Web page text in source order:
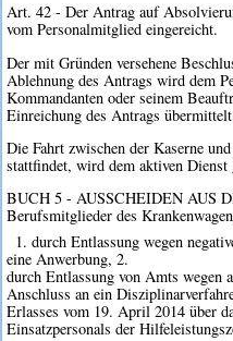
Art. 42 - Der Antrag auf
vom Personalmitglied eingereicht.
Der mit Gründen versehene
Ablehnung des Antrags wird dem
Kommandanten oder seinem
Einreichung des Antrags
Die Fahrt zwischen der Kaserne
stattfindet, wird dem aktiven Dienst
BUCH 5 - AUSSCHEIDEN AUS
Berufsmitglieder des
1. durch Entlassung wegen
eine Anwerbung, 2.
durch Entlassung von Amts
Anschluss an ein
Erlasses vom 19. April 2014 über
Einsatzpersonals der